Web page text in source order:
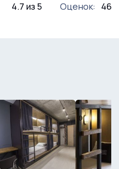
4.7 из 5 Оценок: 46